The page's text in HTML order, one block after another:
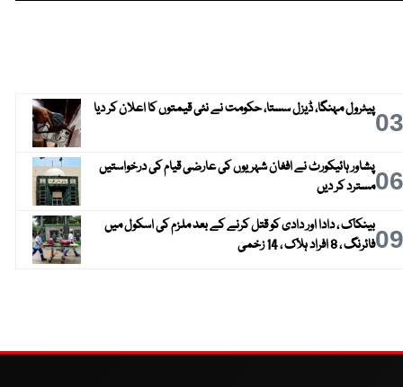
03پیٹرول مہنگا، ڈیزل سستا، حکومت نے نئی قیمتوں کا اعلان کر دیا
06پشاور ہائیکورٹ نے افغان شہریوں کی عارضی قیام کی درخواستیں
مسترد کر دیں
09بینکاک ، دادا اور دادی کو قتل کرنے کے بعد ملزم کی اسکول میں
فائرنگ ، 8 افراد ہلاک ، 14 زخمی